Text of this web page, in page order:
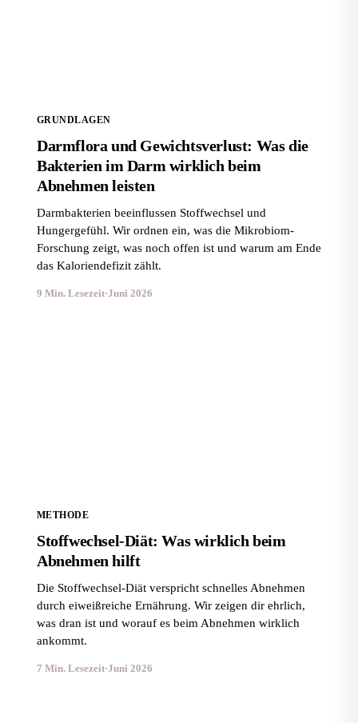
GRUNDLAGEN
Darmflora und Gewichtsverlust: Was die
Bakterien im Darm wirklich beim
Abnehmen leisten
Darmbakterien beeinflussen Stoffwechsel und
Hungergefühl. Wir ordnen ein, was die Mikrobiom-
Forschung zeigt, was noch offen ist und warum am Ende
das Kaloriendefizit zählt.
9 Min. Lesezeit·Juni 2026
METHODE
Stoffwechsel-Diät: Was wirklich beim
Abnehmen hilft
Die Stoffwechsel-Diät verspricht schnelles Abnehmen
durch eiweißreiche Ernährung. Wir zeigen dir ehrlich,
was dran ist und worauf es beim Abnehmen wirklich
ankommt.
7 Min. Lesezeit·Juni 2026